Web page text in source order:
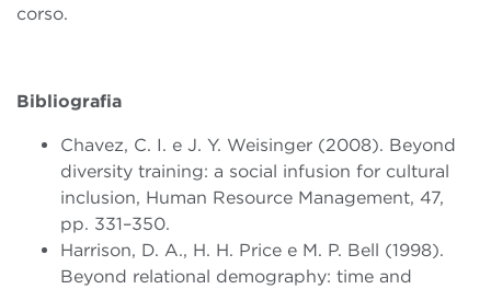
corso.
Bibliografia
Chavez, C. I. e J. Y. Weisinger (2008). Beyond
diversity training: a social infusion for cultural
inclusion, Human Resource Management, 47,
pp. 331–350.
Harrison, D. A., H. H. Price e M. P. Bell (1998).
Beyond relational demography: time and